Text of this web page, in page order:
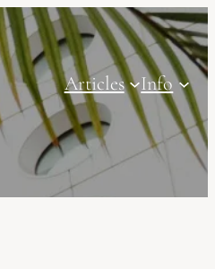
Articles Info